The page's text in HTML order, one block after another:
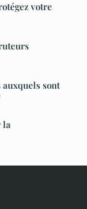
votre
sont
la